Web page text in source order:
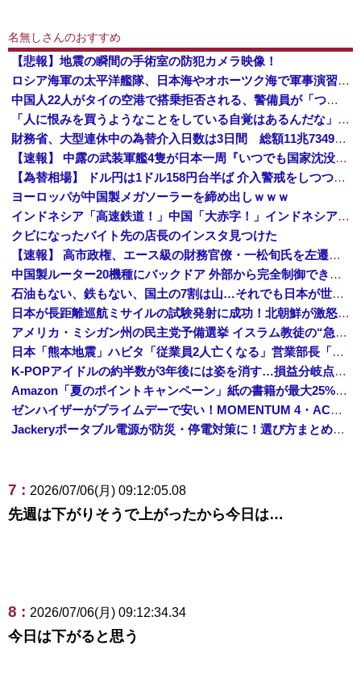
名無しさんのおすすめ
【悲報】地震の瞬間の手術室の防犯カメラ映像！
ロシア海軍の太平洋艦隊、日本海やオホーツク海で軍事演習開始…ウクライナ支援続ける日本を威嚇か！
中国人22人がタイの空港で搭乗拒否される、警備員が「つり目」ジェスチャー―香港メディア [8/6]
「人に恨みを買うようなことをしている自覚はあるんだな」と高市首相を嘲笑った左派、平和記念式典での演説にケチを付けるも……
財務省、大型連休中の為替介入日数は3日間 総額11兆7349億円
【速報】 中露の武装軍艦4隻が日本一周『いつでも国家沈没させられるぞ』
【為替相場】 ドル円は1ドル158円台半ば 介入警戒をしつつ円売りが続行
ヨーロッパが中国製メガソーラーを締め出しｗｗｗ
インドネシア「高速鉄道！」中国「大赤字！」インドネシア「運営会社の株式購入！（負債対策」中国「はい（巨額負債」インドネシア「700km延伸計画！（実質中止」→
クビになったバイト先の店長のインスタ見つけた
【速報】 高市政権、エース級の財務官僚・一松旬氏を左遷「彼は協力的でなかった」財務省の言いなりではないことが判明
中国製ルーター20機種にバックドア 外部から完全制御できる機能が仕込まれていた
石油もない、鉄もない、国土の7割は山…それでも日本が世界屈指の経済大国になれた「勤勉さ」以外の勝因！
日本が長距離巡航ミサイルの試験発射に成功！北朝鮮が激怒「日本が戦争国家になろうとしている」「絶対に傍観しない、必ず後悔させる」
アメリカ・ミシガン州の民主党予備選挙 イスラム教徒の“急進左派”候補が勝利確実に⋯トランプ氏は批判
日本「熊本地震」ハビタ「従業員2人亡くなる」営業部長「イオンのスタッフに制止されなかった」日本「部長が連絡後の店員行動を証言（謎」イオン「再入館可能の事実ない」→
K-POPアイドルの約半数が3年後には姿を消す…損益分岐点突破は4％未満
Amazon「夏のポイントキャンペーン」紙の書籍が最大25%ポイント還元 対象と条件を整理（2026年7月）
ゼンハイザーがプライムデーで安い！MOMENTUM 4・ACCENTUMなど対象モデルまとめ！
Jackeryポータブル電源が防災・停電対策に！選び方まとめ【プライムデー最終日】
7 : 2026/07/06(月) 09:12:05.08
先週は下がりそうで上がったから今日は…
8 : 2026/07/06(月) 09:12:34.34
今日は下がると思う